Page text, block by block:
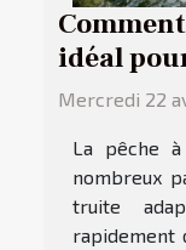
idéal
Mercredi 22
La pêche
nombreux
truite
rapidement